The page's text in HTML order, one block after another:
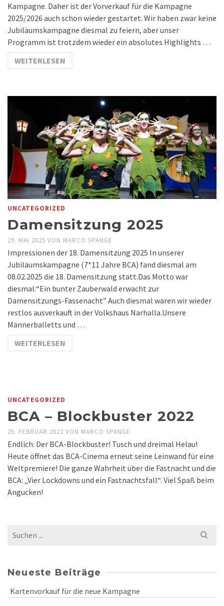
Kampagne. Daher ist der Vorverkauf für die Kampagne
2025/2026 auch schon wieder gestartet. Wir haben zwar keine
Jubiläumskampagne diesmal zu feiern, aber unser
Programm ist trotzdem wieder ein absolutes Highlights …
WEITERLESEN
UNCATEGORIZED
Damensitzung 2025
29. MAI 2025 VON MARCO SPANGE
Impressionen der 18. Damensitzung 2025 In unserer
Jubiläumskampagne (7*11 Jahre BCA) fand diesmal am
08.02.2025 die 18. Damensitzung statt.Das Motto war
diesmal:“Ein bunter Zauberwald erwacht zur
Damensitzungs-Fassenacht” Auch diesmal waren wir wieder
restlos ausverkauft in der Volkshaus Narhalla.Unsere
Männerballetts und …
WEITERLESEN
UNCATEGORIZED
BCA – Blockbuster 2022
25. FEBRUAR 2022 VON MARCO SPANGE
Endlich: Der BCA-Blockbuster! Tusch und dreimal Helau!
Heute öffnet das BCA-Cinema erneut seine Leinwand für eine
Weltpremiere! Die ganze Wahrheit über die Fastnacht und die
BCA: „Vier Lockdowns und ein Fastnachtsfall“. Viel Spaß beim
Angucken!
Search
Neueste Beiträge
Kartenvorkauf für die neue Kampagne